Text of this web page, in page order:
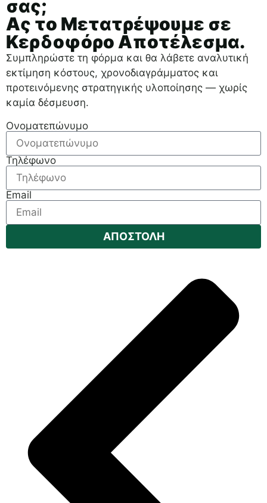
σας;
Ας το Μετατρέψουμε σε
Κερδοφόρο Αποτέλεσμα.
Συμπληρώστε τη φόρμα και θα λάβετε αναλυτική
εκτίμηση κόστους, χρονοδιαγράμματος και
προτεινόμενης στρατηγικής υλοποίησης — χωρίς
καμία δέσμευση.
Ονοματεπώνυμο
Τηλέφωνο
Email
ΑΠΟΣΤΟΛΗ